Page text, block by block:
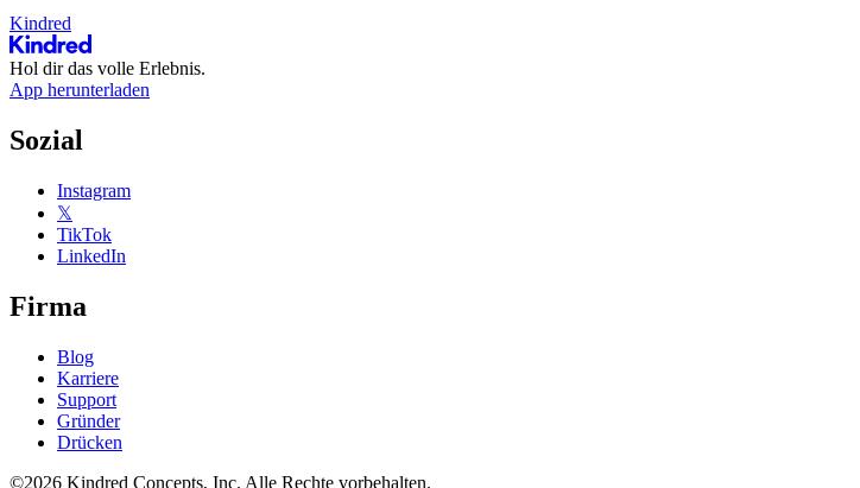
Kindred
Hol dir das volle Erlebnis.
App herunterladen
Sozial
Instagram
𝕏
TikTok
LinkedIn
Firma
Blog
Karriere
Support
Gründer
Drücken
©2026 Kindred Concepts, Inc. Alle Rechte vorbehalten.